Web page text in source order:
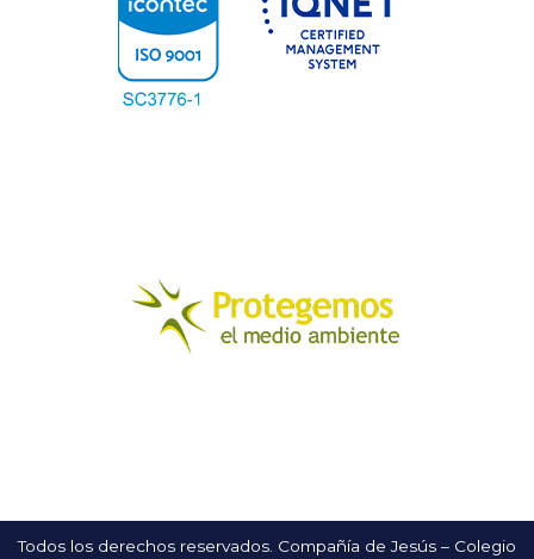
Todos los derechos reservados. Compañía de Jesús – Colegio